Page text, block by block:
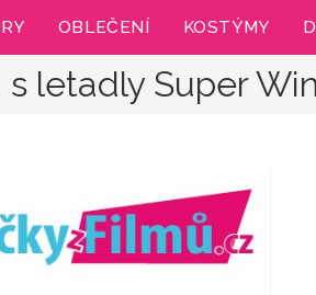
OBLEČENÍ KOSTÝMY
s letadly Super